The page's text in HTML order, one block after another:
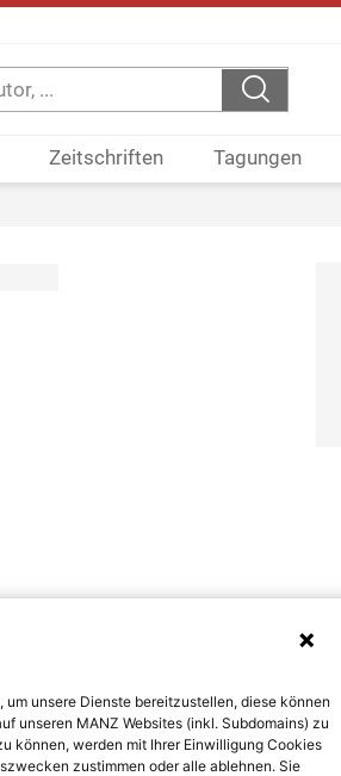
Zeitschriften Tagungen
unsere Dienste bereitzustellen, diese können
unseren MANZ Websites (inkl. Subdomains) zu
können, werden mit Ihrer Einwilligung Cookies
zustimmen oder alle ablehnen. Sie